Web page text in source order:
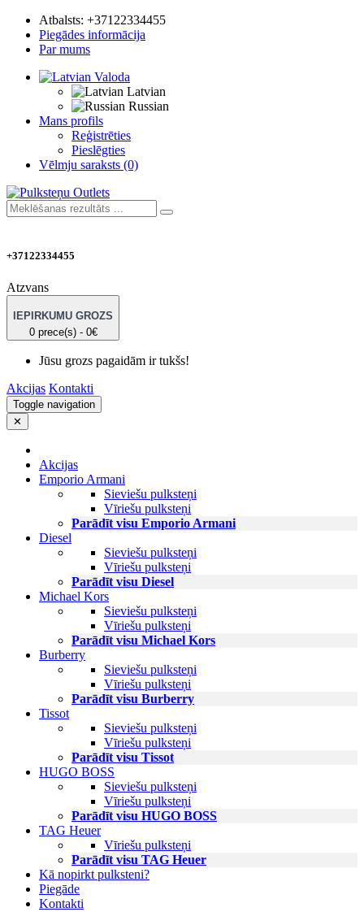
Atbalsts: +37122334455
Piegādes informācija
Par mums
Valoda
Latvian
Russian
Mans profils
Reģistrēties
Pieslēgties
Vēlmju saraksts (0)
+37122334455
Atzvans
IEPIRKUMU GROZS
0 prece(s) - 0€
Jūsu grozs pagaidām ir tukšs!
Akcijas Kontakti
Toggle navigation
✕
Akcijas
Emporio Armani
Sieviešu pulksteņi
Vīriešu pulksteņi
Parādīt visu Emporio Armani
Diesel
Sieviešu pulksteņi
Vīriešu pulksteņi
Parādīt visu Diesel
Michael Kors
Sieviešu pulksteņi
Vīriešu pulksteņi
Parādīt visu Michael Kors
Burberry
Sieviešu pulksteņi
Vīriešu pulksteņi
Parādīt visu Burberry
Tissot
Sieviešu pulksteņi
Vīriešu pulksteņi
Parādīt visu Tissot
HUGO BOSS
Sieviešu pulksteņi
Vīriešu pulksteņi
Parādīt visu HUGO BOSS
TAG Heuer
Vīriešu pulksteņi
Parādīt visu TAG Heuer
Kā nopirkt pulksteni?
Piegāde
Kontakti